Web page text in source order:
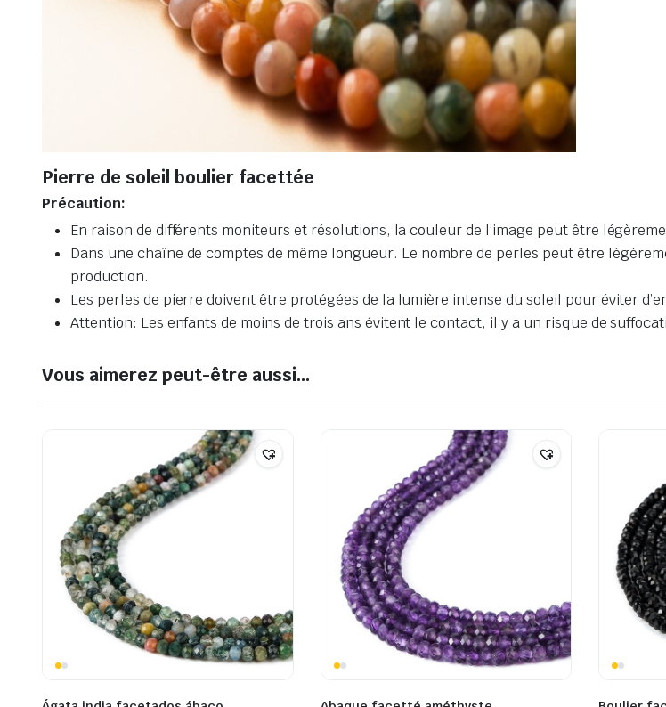
Pierre de soleil boulier facettée
Précaution:
En raison de différents moniteurs et résolutions, la couleur de l’image peut être
Dans une chaîne de comptes de même longueur. Le nombre de perles peut être
production.
Les perles de pierre doivent être protégées de la lumière intense du soleil pour éviter
Attention: Les enfants de moins de trois ans évitent le contact, il y a un risque de
Vous aimerez peut-être aussi…